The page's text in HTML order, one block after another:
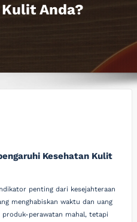
Anda?
Kesehatan Kulit
penting dari kesejahteraan
menghabiskan waktu dan uang
perawatan mahal, tetapi